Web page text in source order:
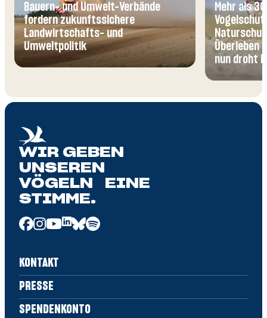
Bauern- und Umwelt-Verbände
fordern zukunftssichere
Landwirtschafts- und
Umweltpolitik
Mehr als
Überleben
nun droht
WIR GEBEN
UNSEREN
VÖGELN EINE
STIMME.
KONTAKT
PRESSE
SPENDENKONTO